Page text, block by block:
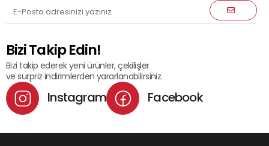
Bizi Takip Edin!
Bizi takip ederek yeni ürünler, çekilişler
ve sürpriz indirimlerden yararlanabilirsiniz.
Instagram Facebook